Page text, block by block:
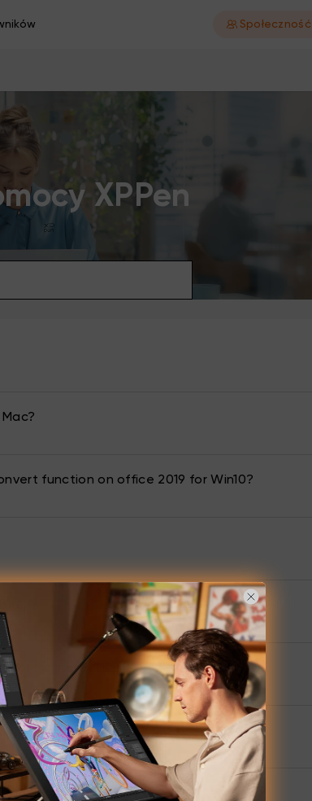
Społeczność
XPPen
function on office 2019 for Win10?
or Monterey (12.x)
software.
a PDF document.